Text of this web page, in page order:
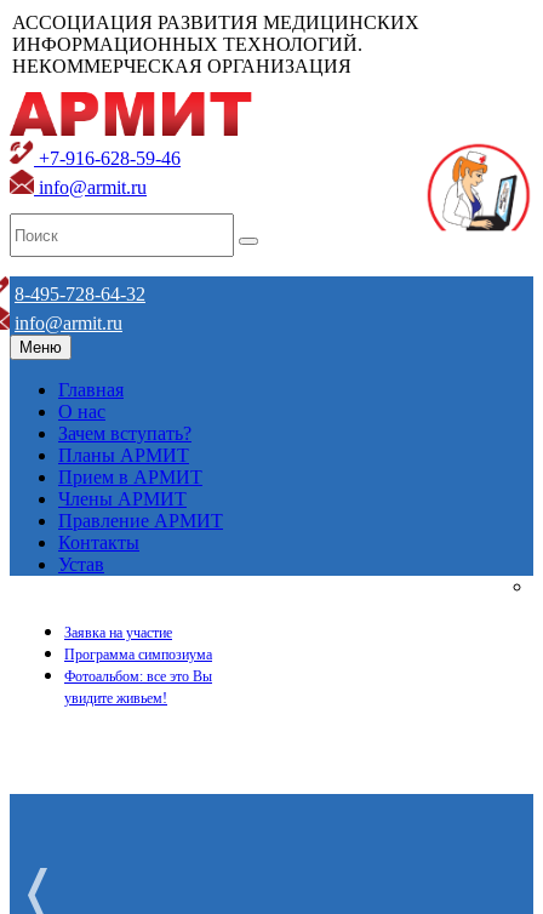
АССОЦИАЦИЯ РАЗВИТИЯ МЕДИЦИНСКИХ
ИНФОРМАЦИОННЫХ ТЕХНОЛОГИЙ.
НЕКОММЕРЧЕСКАЯ ОРГАНИЗАЦИЯ
+7-916-628-59-46
info@armit.ru
8-495-728-64-32
info@armit.ru
Меню
Главная
О нас
Зачем вступать?
Планы АРМИТ
Прием в АРМИТ
Члены АРМИТ
Правление АРМИТ
Контакты
Устав
Заявка на участие
Программа симпозиума
Фотоальбом: все это Вы
увидите живьем!